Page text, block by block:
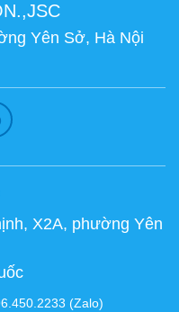
Yên Sở, Hà Nội
X2A, phường Yên
(Zalo)